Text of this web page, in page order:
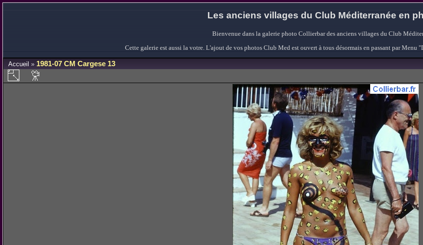
Les anciens villages du Club Méditerranée en
Bienvenue dans la galerie photo Collierbar des anciens villages du Club
Cette galerie est aussi la votre. L'ajout de vos photos Club Med est ouvert à tous désormais en passant par
Accueil » 1981-07 CM Cargese 13